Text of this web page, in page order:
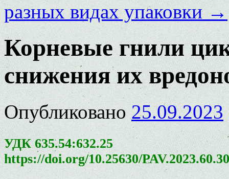
разных видах упаковки→
Корневые гнили
снижения их
Опубликовано 25.09.2023
УДК 635.54:632.25
https://doi.org/10.25630/